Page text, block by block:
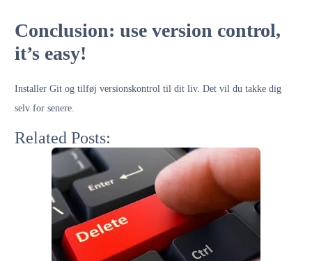
Conclusion: use version control,
it’s easy!
Installer Git og tilføj versionskontrol til dit liv. Det vil du takke dig
selv for senere.
Related Posts: